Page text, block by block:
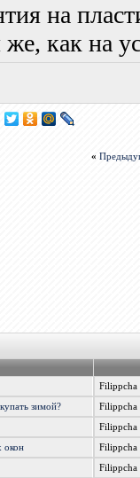
на
же, как на
«
Filippcha
зимой? Filippcha
Filippcha
окон Filippcha
Filippcha